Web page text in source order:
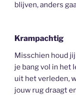
blijven, anders
Krampachtig
Misschien houd
je bang vol in het
uit het verleden,
jouw rug draagt